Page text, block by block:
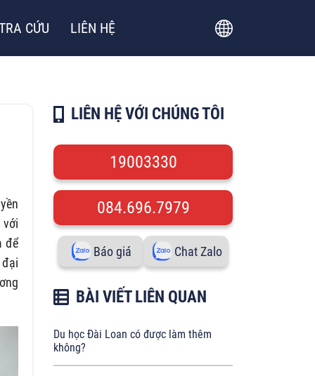
CỨU LIÊN HỆ
với
để
LIÊN HỆ VỚI CHÚNG TÔI
19003330
084.696.7979
Báo giá Chat Zalo
BÀI VIẾT LIÊN QUAN
Du học Đài Loan có được làm thêm
không?